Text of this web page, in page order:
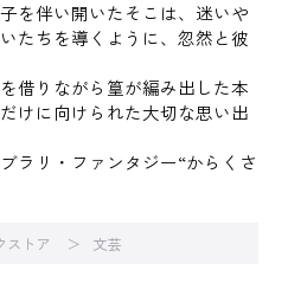
を伴い開いたそこは、迷いや
たちを導くように、忽然と彼
借りながら篁が編み出した本
けに向けられた大切な思い出
ラリ・ファンタジー“からくさ
ストア 文芸